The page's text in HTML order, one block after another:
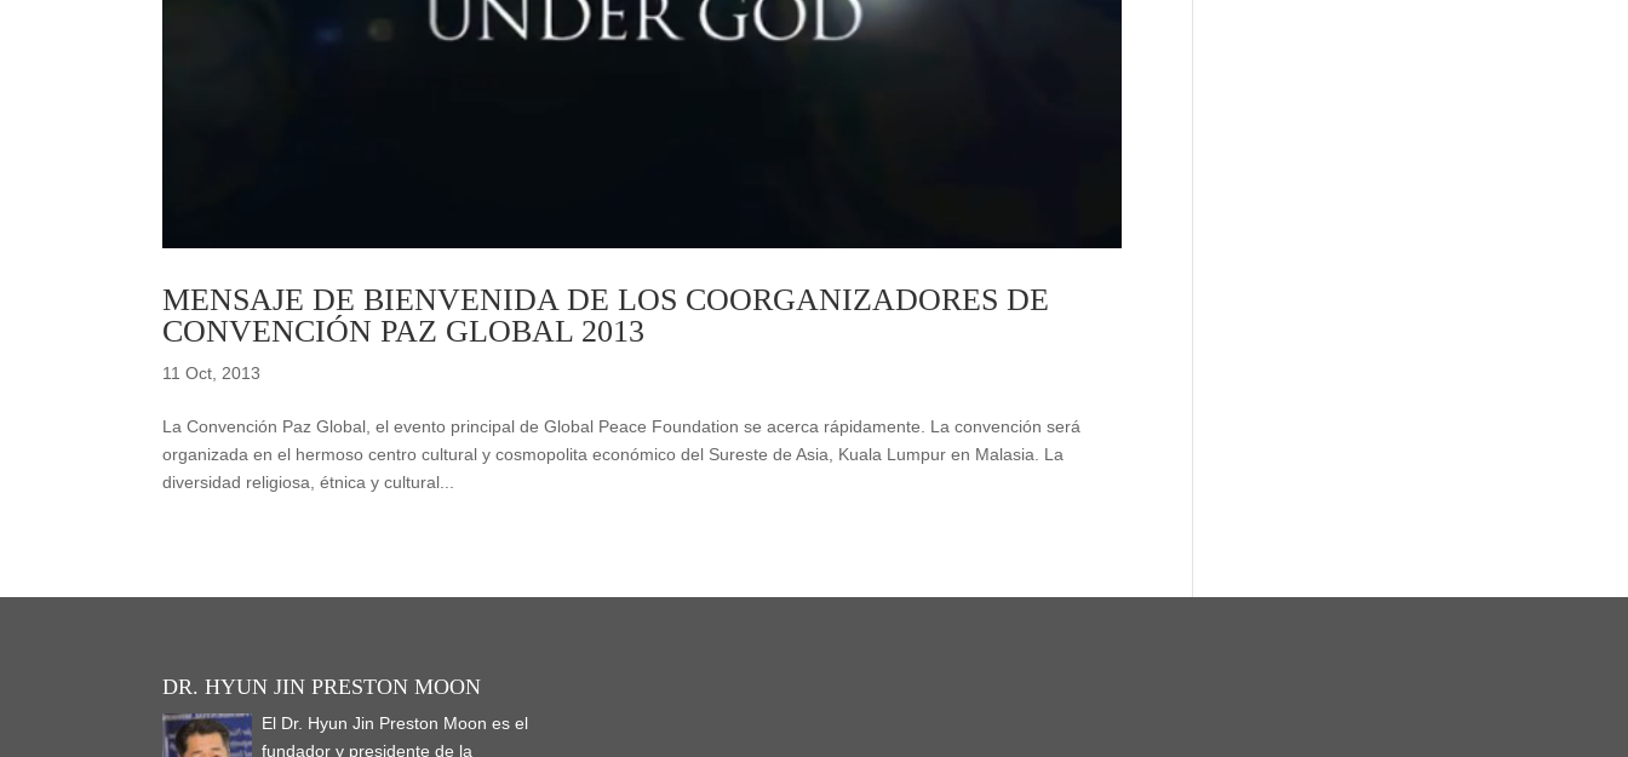
MENSAJE DE BIENVENIDA DE LOS COORGANIZADORES DE
CONVENCIÓN PAZ GLOBAL 2013
11 Oct, 2013
La Convención Paz Global, el evento principal de Global Peace Foundation se acerca rápidamente. La convención será
organizada en el hermoso centro cultural y cosmopolita económico del Sureste de Asia, Kuala Lumpur en Malasia. La
diversidad religiosa, étnica y cultural...
DR. HYUN JIN PRESTON MOON
El Dr. Hyun Jin Preston Moon es el
fundador y presidente de la